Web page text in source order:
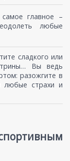
главное –
любые
сладкого или
Вы ведь
разожгите в
любые страхи и